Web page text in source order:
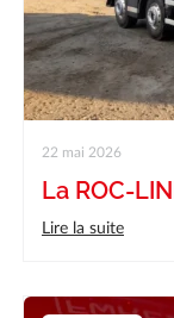
22 mai 2026
La ROC-
Lire la suite